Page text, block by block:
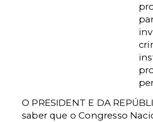
O PRESIDENT E DA
saber que o Congresso